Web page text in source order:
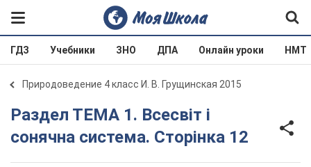
ГДЗ Учебники ЗНО ДПА Онлайн уроки НМТ
Природоведение 4 класс И. В. Грущинская 2015
Раздел ТЕМА 1. Всесвіт і
сонячна система. Сторінка 12